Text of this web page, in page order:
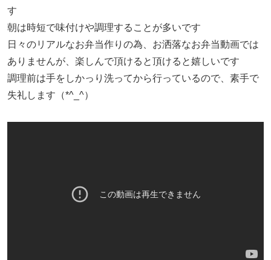
す
朝は時短で味付けや調理することが多いです
日々のリアルなお弁当作りの為、お洒落なお弁当動画では
ありませんが、楽しんで頂けると頂けると嬉しいです
調理前は手をしかっり洗ってから行っているので、素手で
失礼します（*^_^）